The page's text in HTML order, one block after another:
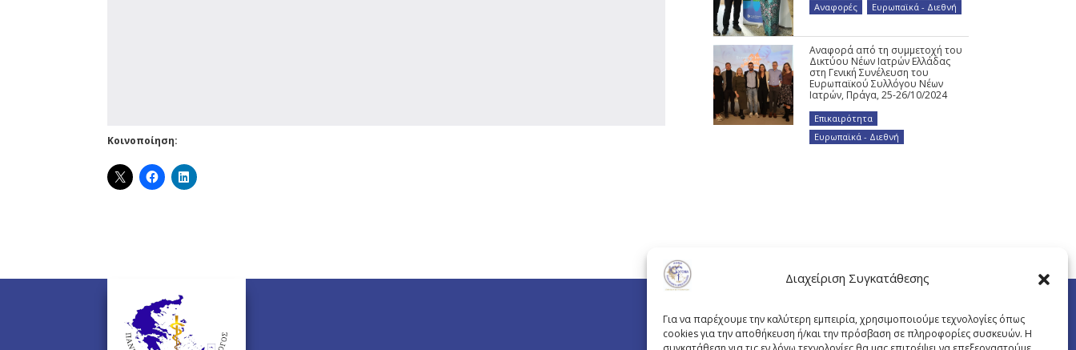
Διαχείριση Συγκατάθεσης
Για να παρέχουμε την καλύτερη εμπειρία, χρησιμοποιούμε τεχνολογίες όπως
cookies για την αποθήκευση ή/και την πρόσβαση σε πληροφορίες συσκευών. Η
Κοινοποίηση:
Αναφορές Ευρωπαϊκά - Διεθνή
Αναφορά από τη συμμετοχή του
Δικτύου Νέων Ιατρών Ελλάδας
στη Γενική Συνέλευση του
Ευρωπαϊκού Συλλόγου Νέων
Ιατρών, Πράγα, 25-26/10/2024
Επικαιρότητα
Ευρωπαϊκά - Διεθνή